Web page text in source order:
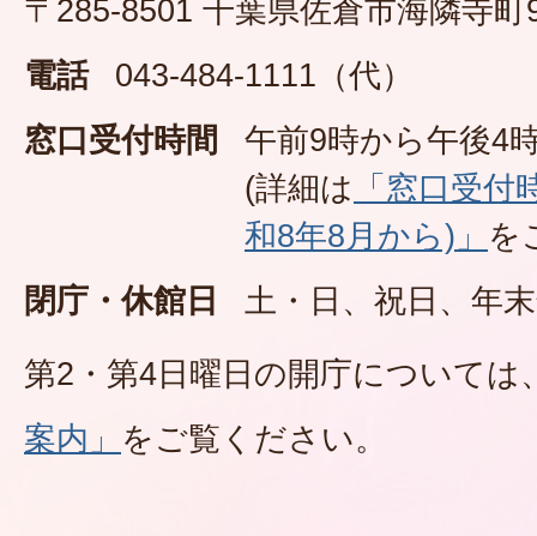
〒285-8501 千葉県佐倉市海隣寺町
電話
043-484-1111（代）
窓口受付時間
午前9時から午後4
(詳細は 「窓口受
和8年8月から)」 を
閉庁・休館日
土・日、祝日、年
第2・第4日曜日の開庁については
案内」 をご覧ください。